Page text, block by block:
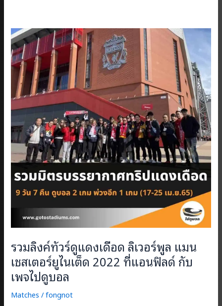
รวมลิงค์ทัวร์ดูแดงเดือด ลิเวอร์พูล แมน
เชสเตอร์ยูไนเต็ด 2022 ที่แอนฟิลด์ กับ
เพจไปดูบอล
Matches /fongnot